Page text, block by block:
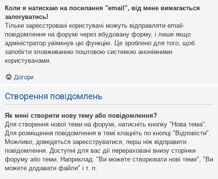
Коли я натискаю на посилання "email", від мене вимагається
залогуватись!
Тільки зареєстровані користувачі можуть відправляти email-
повідомлення на форумі через вбудовану форму, і лише якщо
адміністратор увімкнув цю функцію. Це зроблено для того, щоб
запобігти зловживанню поштовою системою анонімними
користувачами.
Догори
Створення повідомлень
Як мені створити нову тему або повідомлення?
Для створення нової теми на форумі, натисніть кнопку "Нова тема".
Для розміщення повідомлення в темі клацніть по кнопці "Відповісти".
Можливо, доведеться зареєструватися, перш ніж відправити
повідомлення. Доступні для вас дії перераховані внизу сторінки
форуму або теми. Наприклад: "Ви можете створювати нові теми", "Ви
можете додавати файли" і т. п.